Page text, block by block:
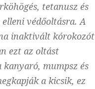
tetanusz és
védőoltásra. A
inaktivált kórokozót
ezt az oltást
kanyaró, mumpsz és
a kicsik, ez